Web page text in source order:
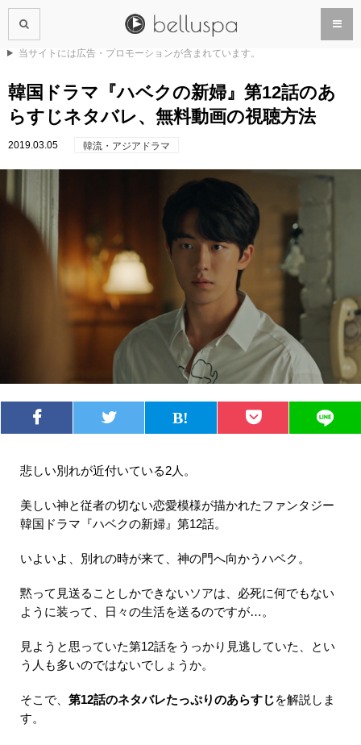
当サイトには広告・プロモーションが含まれています。
韓国ドラマ『ハベクの新婦』第12話のあ
らすじネタバレ、無料動画の視聴方法
2019.03.05 韓流・アジアドラマ
悲しい別れが近付いている2人。
美しい神と従者の切ない恋愛模様が描かれたファンタジー
韓国ドラマ『ハベクの新婦』第12話。
いよいよ、別れの時が来て、神の門へ向かうハベク。
黙って見送ることしかできないソアは、必死に何でもない
ように装って、日々の生活を送るのですが…。
見ようと思っていた第12話をうっかり見逃していた、とい
う人も多いのではないでしょうか。
そこで、 第12話のネタバレたっぷりのあらすじを解説しま
す。